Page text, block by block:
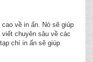
về in ấn. Nó sẽ giúp
chuyên sâu về các
chí in ấn sẽ giúp